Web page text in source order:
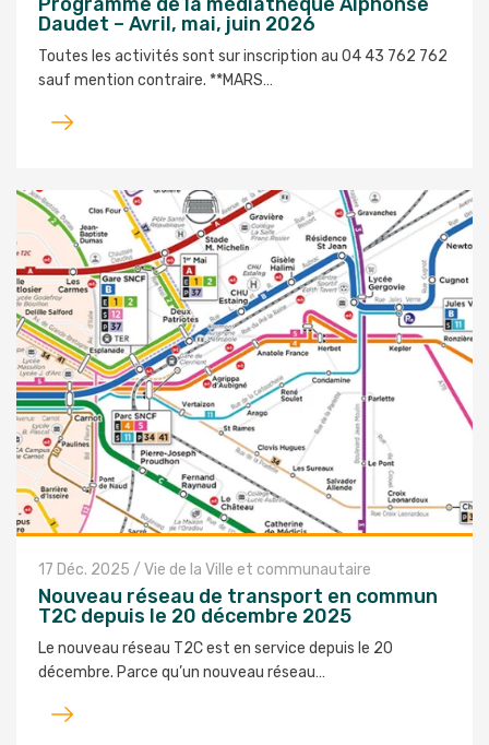
Daudet – Avril, mai, juin 2026
Toutes les activités sont sur inscription au 04 43 762 762
sauf mention contraire. **MARS…
Lire
l'article
17 Déc. 2025 / Vie de la Ville et communautaire
Nouveau réseau de transport en commun
T2C depuis le 20 décembre 2025
Le nouveau réseau T2C est en service depuis le 20
décembre. Parce qu’un nouveau réseau…
Lire
l'article